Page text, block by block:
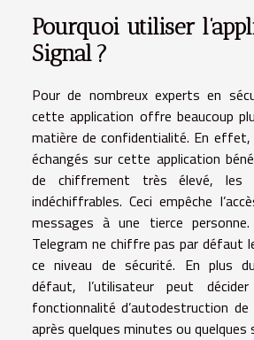
Pourquoi utiliser
Signal ?
Pour de nombreux experts en
cette application offre beaucoup
matière de confidentialité. En
échangés sur cette application
de chiffrement très élevé, les
indéchiffrables. Ceci empêche
messages à une tierce personne.
Telegram ne chiffre pas par défaut
ce niveau de sécurité. En plus
défaut, l’utilisateur peut
fonctionnalité d’autodestruction
après quelques minutes ou quelques